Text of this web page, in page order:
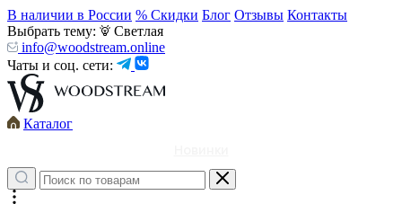
В наличии в России % Скидки Блог Отзывы Контакты
Выбрать тему:
Светлая
info@woodstream.online
Чаты и соц. сети:
Каталог